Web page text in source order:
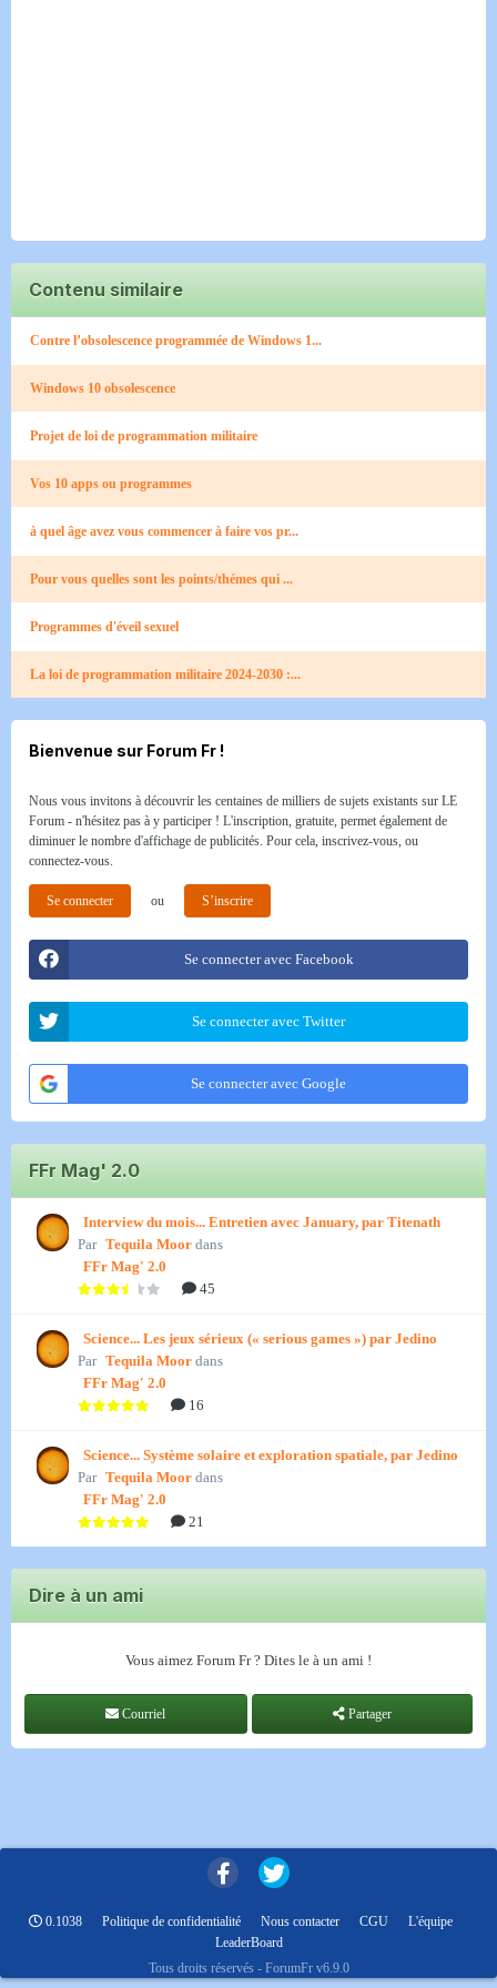
Contenu similaire
Contre l’obsolescence programmée de Windows 1...
Windows 10 obsolescence
Projet de loi de programmation militaire
Vos 10 apps ou programmes
à quel âge avez vous commencer à faire vos pr...
Pour vous quelles sont les points/thémes qui ...
Programmes d'éveil sexuel
La loi de programmation militaire 2024-2030 :...
Bienvenue sur Forum Fr !
Nous vous invitons à découvrir les centaines de milliers de sujets existants sur LE
Forum - n'hésitez pas à y participer ! L'inscription, gratuite, permet également de
diminuer le nombre d'affichage de publicités. Pour cela, inscrivez-vous, ou
connectez-vous.
Se connecter ou S’inscrire
Se connecter avec Facebook
Se connecter avec Twitter
Se connecter avec Google
FFr Mag' 2.0
Interview du mois... Entretien avec January, par Titenath
Par Tequila Moor dans
FFr Mag' 2.0
45
Science... Les jeux sérieux (« serious games ») par Jedino
Par Tequila Moor dans
FFr Mag' 2.0
16
Science... Système solaire et exploration spatiale, par Jedino
Par Tequila Moor dans
FFr Mag' 2.0
21
Dire à un ami
Vous aimez Forum Fr ? Dites le à un ami !
Courriel Partager
0.1038 Politique de confidentialité Nous contacter CGU
L'équipe
LeaderBoard
Tous droits réservés - ForumFr v6.9.0